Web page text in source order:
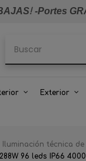
!-Portes
Exterior
Iluminación técnica
96 leds IP66